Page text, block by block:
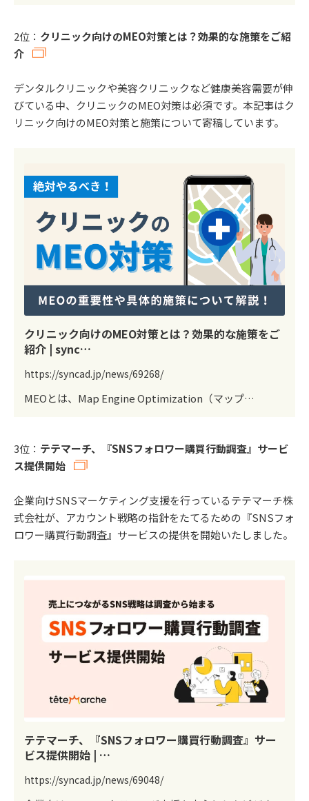
2位： クリニック向けのMEO対策とは？効果的な施策をご紹
介
デンタルクリニックや美容クリニックなど健康美容需要が伸
びている中、クリニックのMEO対策は必須です。本記事はク
リニック向けのMEO対策と施策について寄稿しています。
クリニック向けのMEO対策とは？効果的な施策をご
紹介 | sync…
https://syncad.jp/news/69268/
MEOとは、Map Engine Optimization（マップ…
3位： テテマーチ、『SNSフォロワー購買行動調査』サービ
ス提供開始
企業向けSNSマーケティング支援を行っているテテマーチ株
式会社が、アカウント戦略の指針をたてるための『SNSフォ
ロワー購買行動調査』サービスの提供を開始いたしました。
テテマーチ、『SNSフォロワー購買行動調査』サー
ビス提供開始 | …
https://syncad.jp/news/69048/